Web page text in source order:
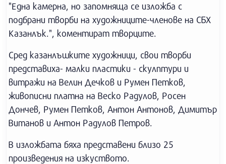
"Една камерна, но запомняща се изложба с
подбрани творби на художниците-членове на СБХ
Казанлък.", коментират творците.
Сред казанлъшките художници, свои творби
представиха- малки пластики - скулптури и
витражи на Велин Дечков и Румен Петков,
живописни платна на Веско Радулов, Росен
Дончев, Румен Петков, Антон Антонов, Димитър
Витанов и Антон Радулов Петров.
В изложбата бяха представени близо 25
произведения на изкуството.